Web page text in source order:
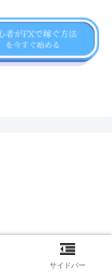
サイドバー